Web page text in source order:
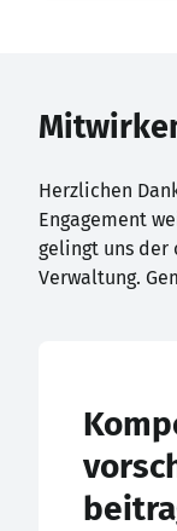
Herzlichen
Engagement
gelingt uns der
Verwaltung.